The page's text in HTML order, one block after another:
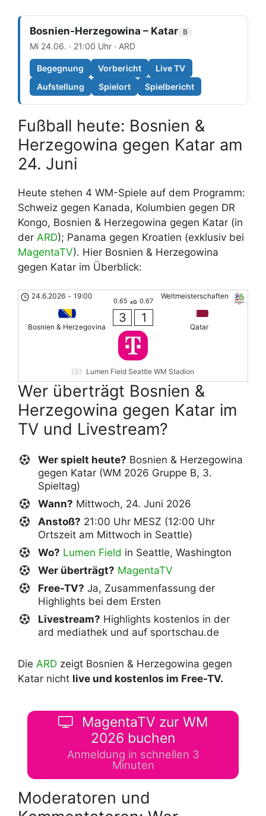
Bosnien-Herzegowina – Katar B
Mi 24.06. · 21:00 Uhr · ARD
Begegnung Vorbericht
Live TV
Aufstellung
Spielort Spielbericht
Fußball heute: Bosnien &
Herzegowina gegen Katar am
24. Juni
Heute stehen 4 WM-Spiele auf dem Programm:
Schweiz gegen Kanada, Kolumbien gegen DR
Kongo, Bosnien & Herzegowina gegen Katar (in
der ARD); Panama gegen Kroatien (exklusiv bei
MagentaTV). Hier Bosnien & Herzegowina
gegen Katar im Überblick:
Weltmeisterschaften
24.6.2026 - 19:00
Bosnien & Herzegovina
0.65 xG 0.67
3 1
Qatar
Lumen Field Seattle WM Stadion
Wer überträgt Bosnien &
Herzegowina gegen Katar im
TV und Livestream?
Wer spielt heute? Bosnien & Herzegowina
gegen Katar (WM 2026 Gruppe B, 3.
Spieltag)
Wann? Mittwoch, 24. Juni 2026
Anstoß? 21:00 Uhr MESZ (12:00 Uhr
Ortszeit am Mittwoch in Seattle)
Wo? Lumen Field in Seattle, Washington
Wer überträgt? MagentaTV
Free-TV? Ja, Zusammenfassung der
Highlights bei dem Ersten
Livestream? Highlights kostenlos in der
ard mediathek und auf sportschau.de
Die ARD zeigt Bosnien & Herzegowina gegen
Katar nicht live und kostenlos im Free-TV.
MagentaTV zur WM
2026 buchen
Anmeldung in schnellen 3
Minuten
Moderatoren und